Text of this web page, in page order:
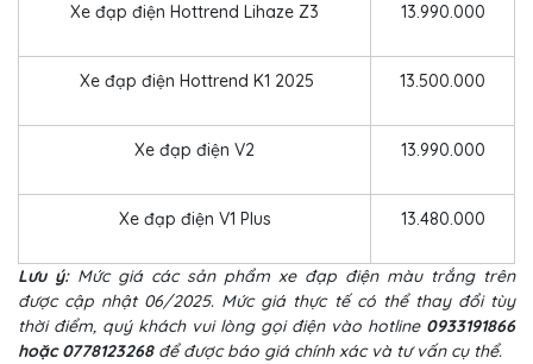
Xe đạp điện Hottrend Lihaze Z3 13.990.000
Xe đạp điện Hottrend K1 2025 13.500.000
Xe đạp điện V2 13.990.000
Xe đạp điện V1 Plus 13.480.000
Lưu ý:Mức giá các sản phẩm xe đạp điện màu trắng trên
được cập nhật 06/2025. Mức giá thực tế có thể thay đổi tùy
thời điểm, quý khách vui lòng gọi điện vào hotline 0933191866
hoặc 0778123268để được báo giá chính xác và tư vấn cụ thể.